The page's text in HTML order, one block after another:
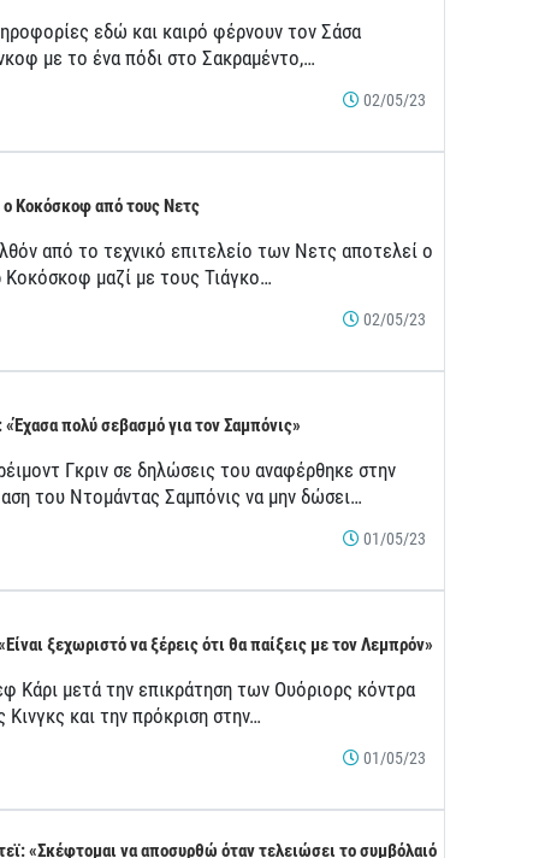
εδώ και καιρό φέρνουν τον Σάσα
με το ένα πόδι στο Σακραμέντο,…
02/05/23
ο Κοκόσκοφ από τους Νετς
από το τεχνικό επιτελείο των Νετς αποτελεί ο
Κοκόσκοφ μαζί με τους Τιάγκο…
02/05/23
«Έχασα πολύ σεβασμό για τον Σαμπόνις»
Γκριν σε δηλώσεις του αναφέρθηκε στην
του Ντομάντας Σαμπόνις να μην δώσει…
01/05/23
ξεχωριστό να ξέρεις ότι θα παίξεις με τον Λεμπρόν»
Κάρι μετά την επικράτηση των Ουόριορς κόντρα
Κινγκς και την πρόκριση στην…
01/05/23
«Σκέφτομαι να αποσυρθώ όταν τελειώσει το συμβόλαιό